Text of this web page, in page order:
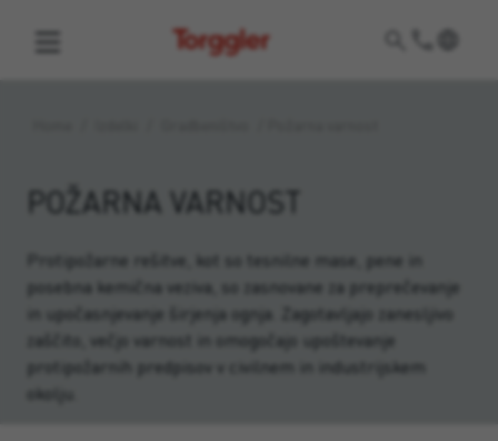
Torggler
POŽARNA VARNOST
Protipožarne rešitve, kot so tesnilne mase, pene in
posebna kemična veziva, so zasnovane za preprečevanje
in upočasnjevanje širjenja ognja. Zagotavljajo zanesljivo
zaščito, večjo varnost in omogočajo upoštevanje
protipožarnih predpisov v civilnem in industrijskem
okolju.